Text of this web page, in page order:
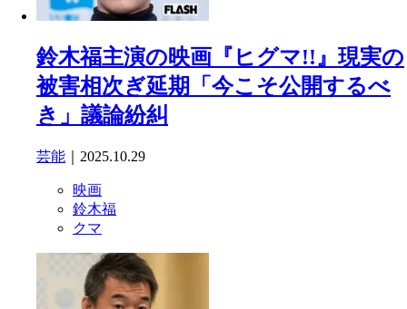
鈴木福主演の映画『ヒグマ!!』現実の
被害相次ぎ延期「今こそ公開するべ
き」議論紛糾
芸能 ｜2025.10.29
映画
鈴木福
クマ